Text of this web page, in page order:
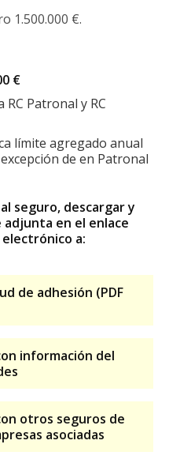
1.500.000 €.
€
Patronal y RC
límite agregado anual
de en Patronal
seguro, descargar y
en el enlace
a:
de adhesión (PDF
información del
otros seguros de
asociadas